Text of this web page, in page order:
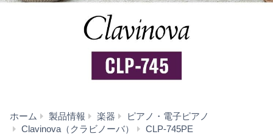
ホーム 製品情報 楽器
ピアノ・電子ピアノ
Clavinova（クラビノーバ）
CLP-745PE